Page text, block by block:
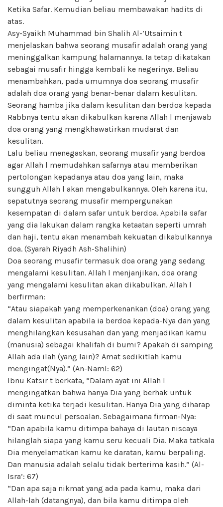
Ketika Safar. Kemudian beliau membawakan hadits di
atas.
Asy-Syaikh Muhammad bin Shalih Al-’Utsaimin t
menjelaskan bahwa seorang musafir adalah orang yang
meninggalkan kampung halamannya. Ia tetap dikatakan
sebagai musafir hingga kembali ke negerinya. Beliau
menambahkan, pada umumnya doa seorang musafir
adalah doa orang yang benar-benar dalam kesulitan.
Seorang hamba jika dalam kesulitan dan berdoa kepada
Rabbnya tentu akan dikabulkan karena Allah l menjawab
doa orang yang mengkhawatirkan mudarat dan
kesulitan.
Lalu beliau menegaskan, seorang musafir yang berdoa
agar Allah l memudahkan safarnya atau memberikan
pertolongan kepadanya atau doa yang lain, maka
sungguh Allah l akan mengabulkannya. Oleh karena itu,
sepatutnya seorang musafir mempergunakan
kesempatan di dalam safar untuk berdoa. Apabila safar
yang dia lakukan dalam rangka ketaatan seperti umrah
dan haji, tentu akan menambah kekuatan dikabulkannya
doa. (Syarah Riyadh Ash-Shalihin)
Doa seorang musafir termasuk doa orang yang sedang
mengalami kesulitan. Allah l menjanjikan, doa orang
yang mengalami kesulitan akan dikabulkan. Allah l
berfirman:
“Atau siapakah yang memperkenankan (doa) orang yang
dalam kesulitan apabila ia berdoa kepada-Nya dan yang
menghilangkan kesusahan dan yang menjadikan kamu
(manusia) sebagai khalifah di bumi? Apakah di samping
Allah ada ilah (yang lain)? Amat sedikitlah kamu
mengingat(Nya).” (An-Naml: 62)
Ibnu Katsir t berkata, “Dalam ayat ini Allah l
mengingatkan bahwa hanya Dia yang berhak untuk
diminta ketika terjadi kesulitan. Hanya Dia yang diharap
di saat muncul persoalan. Sebagaimana firman-Nya:
“Dan apabila kamu ditimpa bahaya di lautan niscaya
hilanglah siapa yang kamu seru kecuali Dia. Maka tatkala
Dia menyelamatkan kamu ke daratan, kamu berpaling.
Dan manusia adalah selalu tidak berterima kasih.” (Al-
Isra’: 67)
“Dan apa saja nikmat yang ada pada kamu, maka dari
Allah-lah (datangnya), dan bila kamu ditimpa oleh